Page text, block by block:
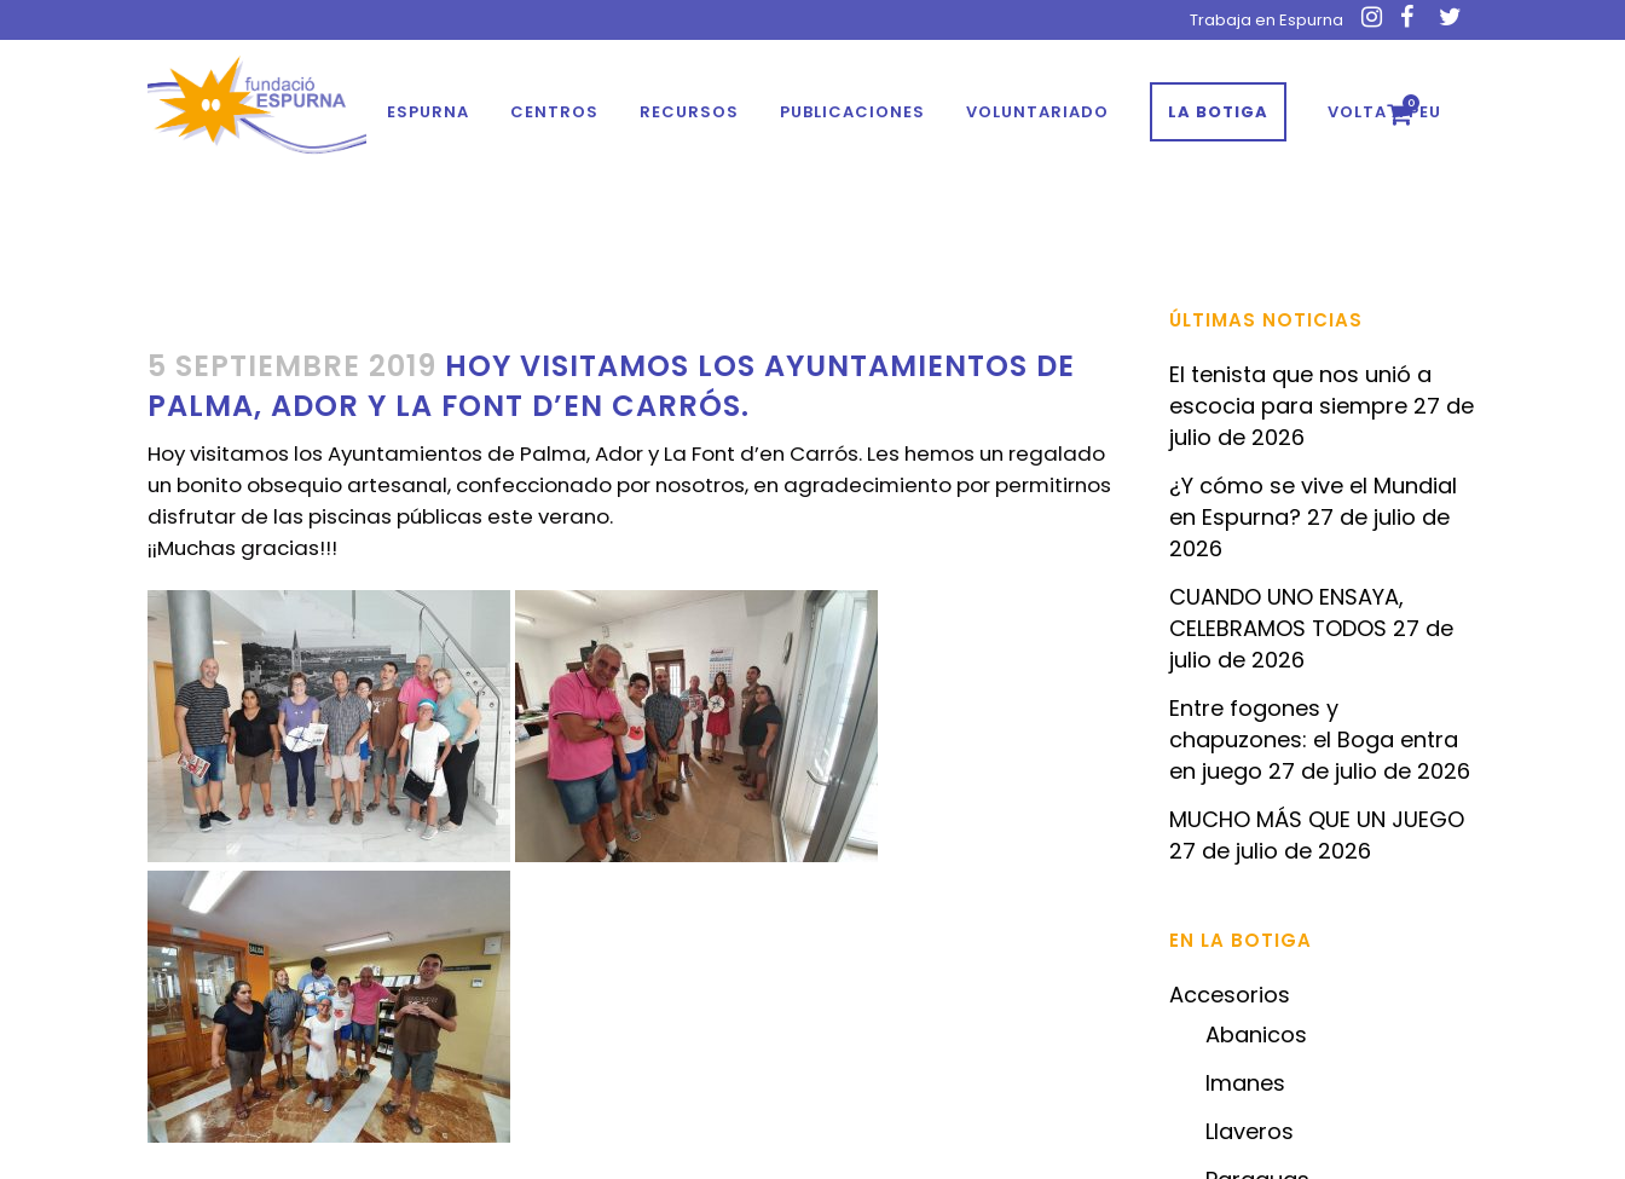
Trabaja en Espurna
0
ESPURNA CENTROS RECURSOS PUBLICACIONES VOLUNTARIADO LA BOTIGA VOLTA A PEU
5 SEPTIEMBRE 2019 HOY VISITAMOS LOS AYUNTAMIENTOS DE
PALMA, ADOR Y LA FONT D’EN CARRÓS.
Hoy visitamos los Ayuntamientos de Palma, Ador y La Font d’en Carrós. Les hemos un regalado
un bonito obsequio artesanal, confeccionado por nosotros, en agradecimiento por permitirnos
disfrutar de las piscinas públicas este verano.
¡¡Muchas gracias!!!
ÚLTIMAS NOTICIAS
El tenista que nos unió a
escocia para siempre 27 de
julio de 2026
¿Y cómo se vive el Mundial
en Espurna? 27 de julio de
2026
CUANDO UNO ENSAYA,
CELEBRAMOS TODOS 27 de
julio de 2026
Entre fogones y
chapuzones: el Boga entra
en juego 27 de julio de 2026
MUCHO MÁS QUE UN JUEGO
27 de julio de 2026
EN LA BOTIGA
Accesorios
Abanicos
Imanes
Llaveros